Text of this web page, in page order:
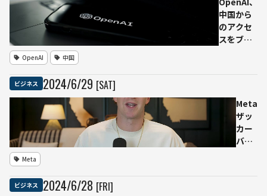
で技
術を
活用
TEMPUS」
設立
中国から
のアクセ
スをブロ
換え提案
OpenAI 中国
ビジネス 2024/6/29 [SAT]
Meta
ザッ
カー
バー
Meta
ビジネス 2024/6/28 [FRI]